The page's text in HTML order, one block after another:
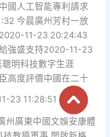
國人工智能專利請求
今晨廣州芳村一放
11-23 20:24:43
強盛支持2020-11-23
明科技數字生涯
高度評價中國在二十
23 11:28:51
州廣東中國文娛安康體